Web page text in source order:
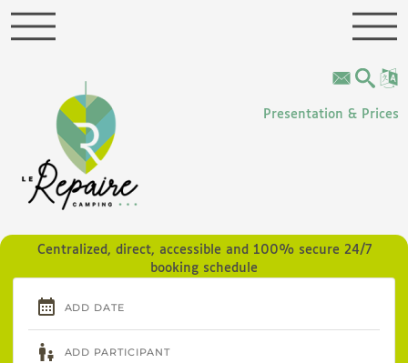
Presentation & Prices
Centralized, direct, accessible and 100% secure 24/7
booking schedule